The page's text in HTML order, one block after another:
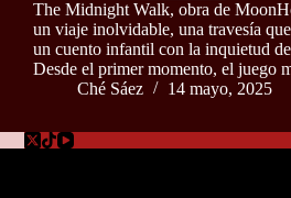
The Midnight Walk, obra de
un viaje inolvidable, una travesía
un cuento infantil con la inquietud
Desde el primer momento, el juego
Ché Sáez
14 mayo, 2025